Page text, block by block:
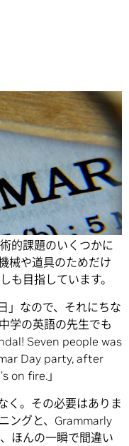
ボットまで、ディー
的課題のいくつかに
械や道具のためだけ
も目指しています。
」なので、それにちな
学の英語の先生でも
Seven people was
Day party, after
on fire.」
く。その必要はありま
ングと、Grammarly
ほんの一瞬で間違い